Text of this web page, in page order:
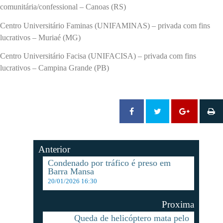
comunitária/confessional – Canoas (RS)
Centro Universitário Faminas (UNIFAMINAS) – privada com fins
lucrativos – Muriaé (MG)
Centro Universitário Facisa (UNIFACISA) – privada com fins
lucrativos – Campina Grande (PB)
Anterior
Condenado por tráfico é preso em
Barra Mansa
20/01/2026 16:30
Proxima
Queda de helicóptero mata pelo